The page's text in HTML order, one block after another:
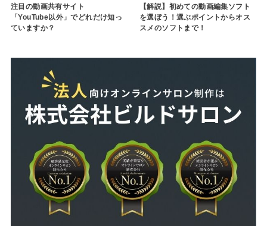
注目の動画共有サイト
「YouTube以外」でどれだけ知っ
ていますか？
【解説】初めての動画編集ソフト
を選ぼう！選ぶポイントからオス
スメのソフトまで！